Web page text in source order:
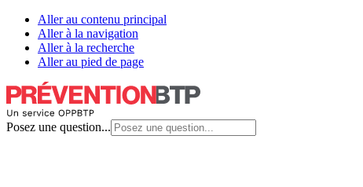
Aller au contenu principal
Aller à la navigation
Aller à la recherche
Aller au pied de page
Posez une question...